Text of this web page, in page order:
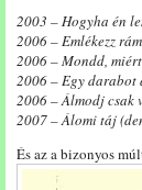
2003 – Hogyha én
2006 – Emlékezz
2006 – Mondd,
2006 – Egy darabot
2006 – Álmodj csak
2007 – Álomi táj
És az a bizonyos